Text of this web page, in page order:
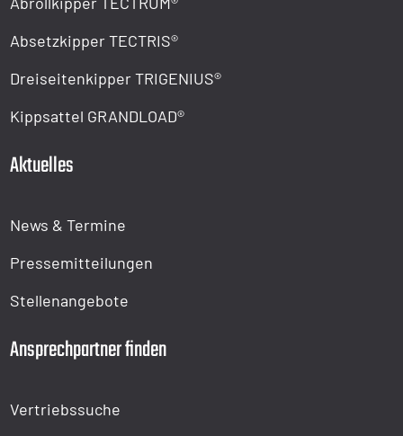
Absetzkipper TECTRIS®
Dreiseitenkipper TRIGENIUS®
Kippsattel GRANDLOAD®
Aktuelles
News & Termine
Pressemitteilungen
Stellenangebote
Ansprechpartner finden
Vertriebssuche